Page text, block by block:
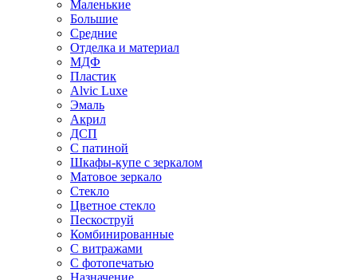
Маленькие
Большие
Средние
Отделка и материал
МДФ
Пластик
Alvic Luxe
Эмаль
Акрил
ДСП
С патиной
Шкафы-купе с зеркалом
Матовое зеркало
Стекло
Цветное стекло
Пескоструй
Комбинированные
С витражами
С фотопечатью
Назначение